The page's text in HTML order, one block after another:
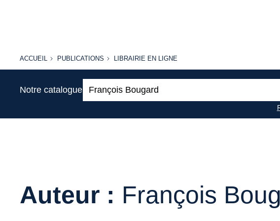
ACCUEIL
ACCUEIL PUBLICATIONS
PUBLICATIONS
LIBRAIRIE
LIBRAIRIE EN LIGNE
Notre catalogue:
Auteur : François